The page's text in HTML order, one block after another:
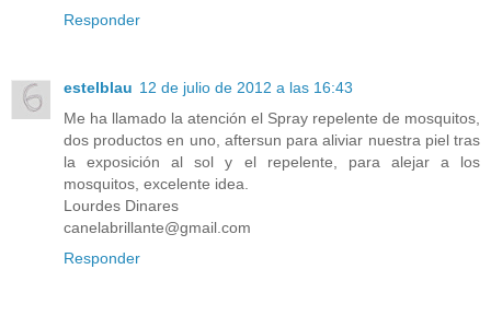
Responder
estelblau 12 de julio de 2012 a las 16:43
Me ha llamado la atención el Spray repelente de mosquitos,
dos productos en uno, aftersun para aliviar nuestra piel tras
la exposición al sol y el repelente, para alejar a los
mosquitos, excelente idea.
Lourdes Dinares
canelabrillante@gmail.com
Responder